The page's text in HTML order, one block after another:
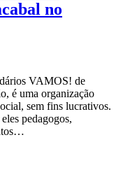
no
VAMOS! de
é uma organização
sem fins lucrativos.
pedagogos,